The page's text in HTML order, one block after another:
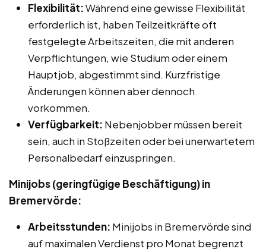
Flexibilität:Während eine gewisse Flexibilität
erforderlich ist, haben Teilzeitkräfte oft
festgelegte Arbeitszeiten, die mit anderen
Verpflichtungen, wie Studium oder einem
Hauptjob, abgestimmt sind. Kurzfristige
Änderungen können aber dennoch
vorkommen.
Verfügbarkeit: Nebenjobber müssen bereit
sein, auch in Stoßzeiten oder bei unerwartetem
Personalbedarf einzuspringen.
Minijobs (geringfügige Beschäftigung) in
Bremervörde:
Arbeitsstunden: Minijobs in Bremervörde sind
auf maximalen Verdienst pro Monat begrenzt